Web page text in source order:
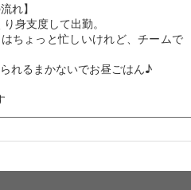
れ】
身支度して出勤。
ちょっと忙しいけれど、チームで
れるまかないでお昼ごはん♪